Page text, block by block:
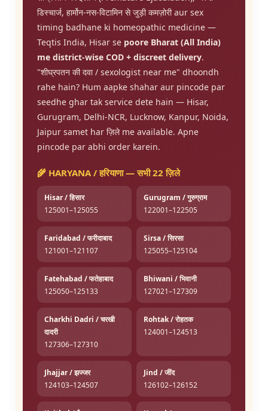
डिस्चार्ज, हार्मोन-नस-विटामिन से जुड़ी कमज़ोरी aur sex
timing badhane ki homeopathic medicine —
Teqtis India, Hisar se poore Bharat (All India)
me district-wise COD + discreet delivery.
"शीघ्रपतन की दवा / sexologist near me" dhoondh
rahe hain? Hum aapke shahar aur pincode par
seedhe ghar tak service dete hain — Hisar,
Gurugram, Delhi-NCR, Lucknow, Kanpur, Noida,
Jaipur samet har ज़िले me available. Apne
pincode par abhi order karein.
🌾 HARYANA / हरियाणा — सभी 22 ज़िले
Hisar / हिसार
125001–125055
Gurugram / गुरुग्राम
122001–122505
Faridabad / फरीदाबाद
121001–121107
Sirsa / सिरसा
125055–125104
Fatehabad / फतेहाबाद
125050–125133
Bhiwani / भिवानी
127021–127309
Charkhi Dadri / चरखी
दादरी
127306–127310
Rohtak / रोहतक
124001–124513
Jhajjar / झज्जर
124103–124507
Jind / जींद
126102–126152